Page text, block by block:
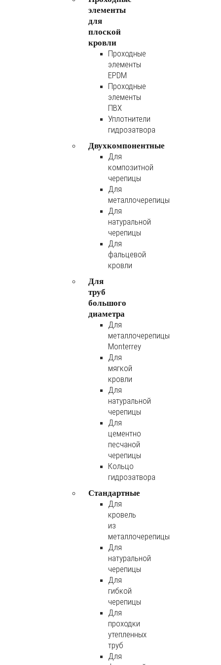
элементы
для
плоской
кровли
Проходные
элементы
EPDM
Проходные
элементы
ПВХ
Уплотнители
гидрозатвора
Двухкомпонентные
Для
композитной
черепицы
Для
металлочерепицы
Для
натуральной
черепицы
Для
фальцевой
кровли
Для
труб
большого
диаметра
Для
металлочерепицы
Monterrey
Для
мягкой
кровли
Для
натуральной
черепицы
Для
цементно
песчаной
черепицы
Кольцо
гидрозатвора
Стандартные
Для
кровель
из
металлочерепицы
Для
натуральной
черепицы
Для
гибкой
черепицы
Для
проходки
утепленных
труб
Для